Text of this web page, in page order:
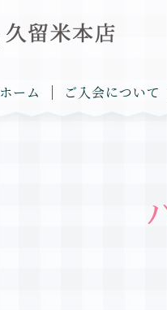
ホーム ご入会について